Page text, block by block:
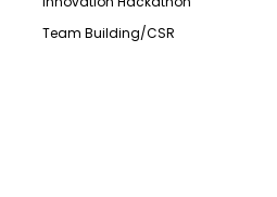
Team Building/CSR